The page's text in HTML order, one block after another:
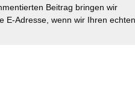
Beitrag bringen wir
E-Adresse, wenn wir Ihren echten